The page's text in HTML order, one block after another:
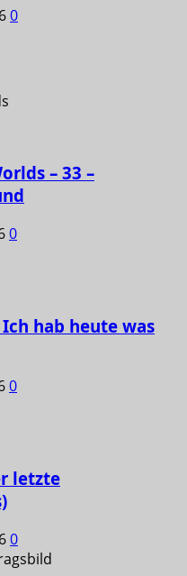
0
– 33 –
0
Ich hab heute was
0
letzte
0